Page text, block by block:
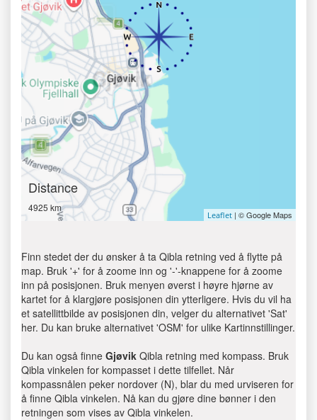
Distance
4925 km
Leaflet | © Google Maps
Finn stedet der du ønsker å ta Qibla retning ved å flytte på
map. Bruk '+' for å zoome inn og '-'-knappene for å zoome
inn på posisjonen. Bruk menyen øverst i høyre hjørne av
kartet for å klargjøre posisjonen din ytterligere. Hvis du vil ha
et satellittbilde av posisjonen din, velger du alternativet 'Sat'
her. Du kan bruke alternativet 'OSM' for ulike Kartinnstillinger.
Du kan også finne Gjøvik Qibla retning med kompass. Bruk
Qibla vinkelen for kompasset i dette tilfellet. Når
kompassnålen peker nordover (N), blar du med urviseren for
å finne Qibla vinkelen. Nå kan du gjøre dine bønner i den
retningen som vises av Qibla vinkelen.